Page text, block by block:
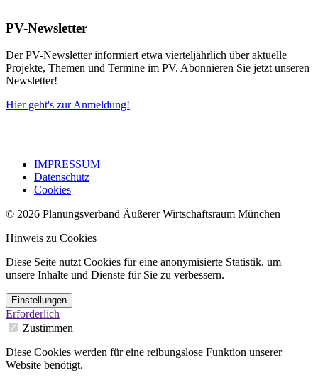
PV-Newsletter
Der PV-Newsletter informiert etwa vierteljährlich über aktuelle
Projekte, Themen und Termine im PV. Abonnieren Sie jetzt unseren
Newsletter!
Hier geht's zur Anmeldung!
IMPRESSUM
Datenschutz
Cookies
© 2026 Planungsverband Äußerer Wirtschaftsraum München
Hinweis zu Cookies
Diese Seite nutzt Cookies für eine anonymisierte Statistik, um
unsere Inhalte und Dienste für Sie zu verbessern.
Einstellungen
Erforderlich
Zustimmen
Diese Cookies werden für eine reibungslose Funktion unserer
Website benötigt.